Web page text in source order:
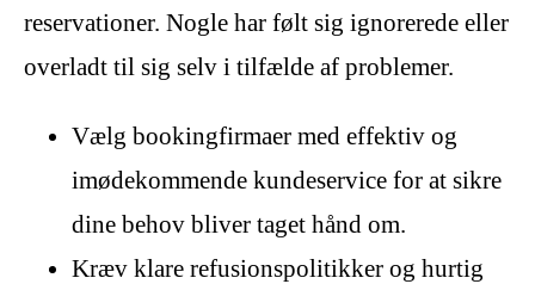
reservationer. Nogle har følt sig ignorerede eller
overladt til sig selv i tilfælde af problemer.
Vælg bookingfirmaer med effektiv og
imødekommende kundeservice for at sikre
dine behov bliver taget hånd om.
Kræv klare refusionspolitikker og hurtig